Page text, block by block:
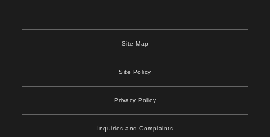
Site Map
Site Policy
Privacy Policy
Inquiries and Complaints